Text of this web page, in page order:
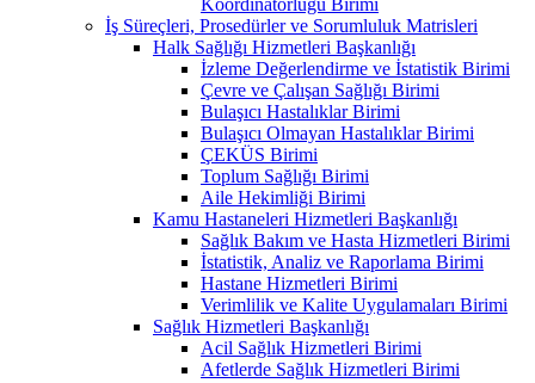
İş Süreçleri, Prosedürler ve Sorumluluk Matrisleri
Halk Sağlığı Hizmetleri Başkanlığı
İzleme Değerlendirme ve İstatistik Birimi
Çevre ve Çalışan Sağlığı Birimi
Bulaşıcı Hastalıklar Birimi
Bulaşıcı Olmayan Hastalıklar Birimi
ÇEKÜS Birimi
Toplum Sağlığı Birimi
Aile Hekimliği Birimi
Kamu Hastaneleri Hizmetleri Başkanlığı
Sağlık Bakım ve Hasta Hizmetleri Birimi
İstatistik, Analiz ve Raporlama Birimi
Hastane Hizmetleri Birimi
Verimlilik ve Kalite Uygulamaları Birimi
Sağlık Hizmetleri Başkanlığı
Acil Sağlık Hizmetleri Birimi
Afetlerde Sağlık Hizmetleri Birimi